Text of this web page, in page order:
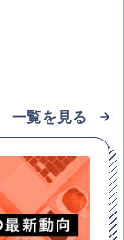
一覧を見る